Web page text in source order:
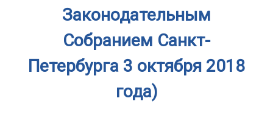
Законодательным
Собранием Санкт-
Петербурга 3 октября 2018
года)